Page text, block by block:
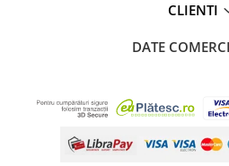
CLIENTI
DATE